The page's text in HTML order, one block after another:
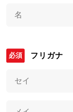
フリガナ